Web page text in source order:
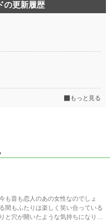
の更新履歴
もっと見る
も昔も恋人のあの女性なのでしょ
間もふたりは楽しく笑い合っている
と穴が開いたような気持ちになりま